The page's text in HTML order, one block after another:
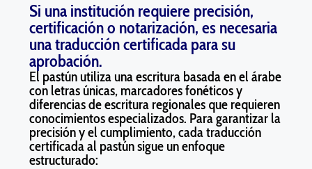
Si una institución requiere precisión,
certificación o notarización, es necesaria
una traducción certificada para su
aprobación.
El pastún utiliza una escritura basada en el árabe
con letras únicas, marcadores fonéticos y
diferencias de escritura regionales que requieren
conocimientos especializados. Para garantizar la
precisión y el cumplimiento, cada traducción
certificada al pastún sigue un enfoque
estructurado: